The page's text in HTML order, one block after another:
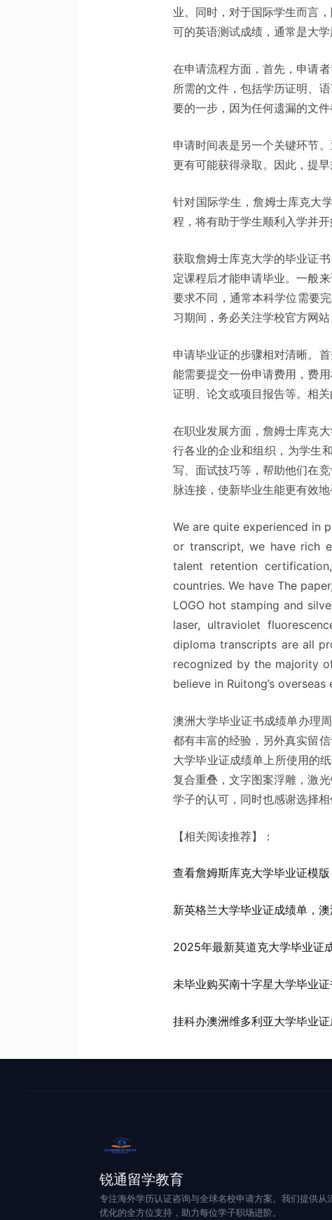
业。同时，对于国际学生而言
可的英语测试成绩，通常是大
在申请流程方面，首先，申请
所需的文件，包括学历证明、
要的一步，因为任何遗漏的文件
申请时间表是另一个关键环节
更有可能获得录取。因此，提
针对国际学生，詹姆士库克大
程，将有助于学生顺利入学并开
获取詹姆士库克大学的毕业证
定课程后才能申请毕业。一般
要求不同，通常本科学位需要
习期间，务必关注学校官方网
申请毕业证的步骤相对清晰。
能需要提交一份申请费用，费
证明、论文或项目报告等。相
在职业发展方面，詹姆士库克
行各业的企业和组织，为学生
写、面试技巧等，帮助他们在
脉连接，使新毕业生能更有效
We are quite experienced in
or transcript, we have rich
talent retention
countries. We have The
LOGO hot stamping and
laser, ultraviolet
diploma transcripts are all
recognized by the majority
believe in Ruitong’s
澳洲大学毕业证书成绩单办理
都有丰富的经验，另外真实留
大学毕业证成绩单上所使用的
复合重叠，文字图案浮雕，激
学子的认可，同时也感谢选择
【相关阅读推荐】：
查看詹姆斯库克大学毕业证模
新英格兰大学毕业证成绩单，
2025年最新莫道克大学毕业证
未毕业购买南十字星大学毕业
挂科办澳洲维多利亚大学毕业
锐通留学教育
专注海外学历认证咨询与全球名校申请方案。我们提供从
优化的全方位支持，助力每位学子职场进阶。